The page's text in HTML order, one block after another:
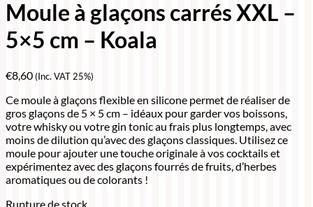
Moule à glaçons carrés XXL –
5×5 cm – Koala
€8,60(Inc. VAT 25%)
Ce moule à glaçons flexible en silicone permet de réaliser de
gros glaçons de 5 × 5 cm – idéaux pour garder vos boissons,
votre whisky ou votre gin tonic au frais plus longtemps, avec
moins de dilution qu’avec des glaçons classiques. Utilisez ce
moule pour ajouter une touche originale à vos cocktails et
expérimentez avec des glaçons fourrés de fruits, d’herbes
aromatiques ou de colorants !
Rupture de stock